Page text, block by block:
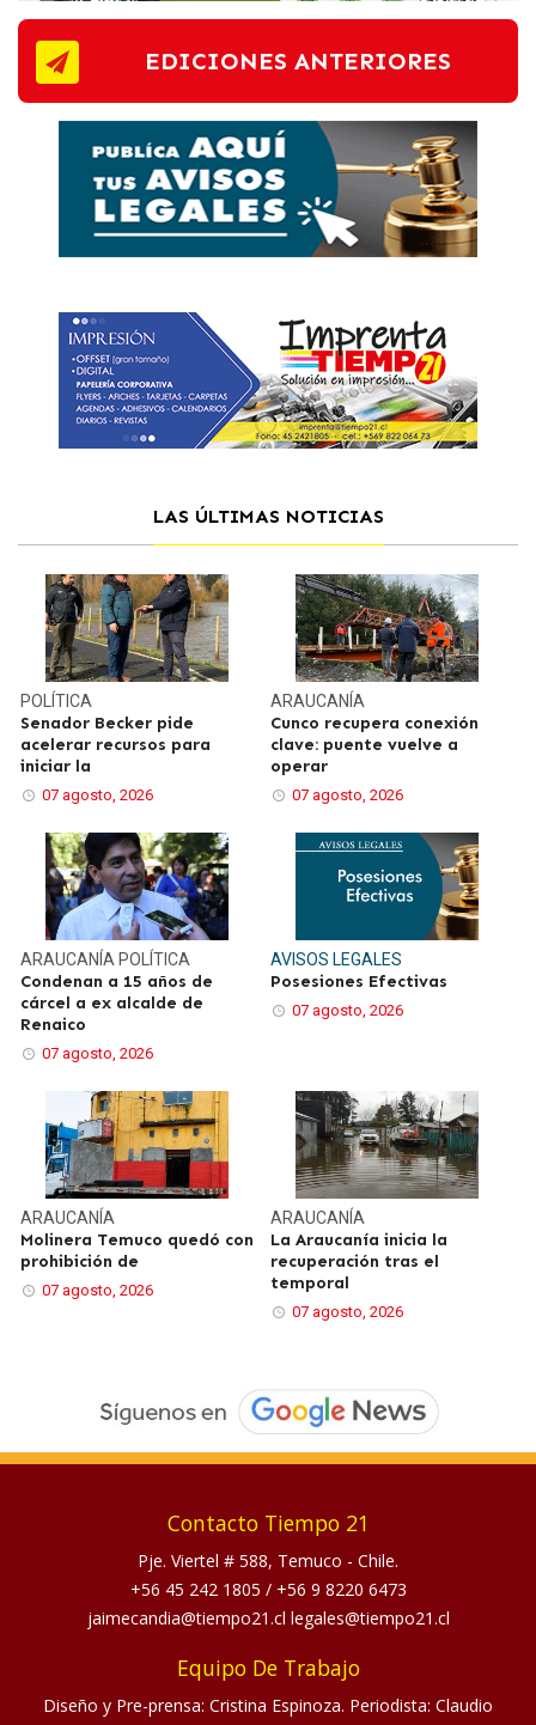
EDICIONES ANTERIORES
LAS ÚLTIMAS NOTICIAS
POLÍTICA
Senador Becker pide
acelerar recursos para
iniciar la
07 agosto, 2026
ARAUCANÍA
Cunco recupera conexión
clave: puente vuelve a
operar
07 agosto, 2026
ARAUCANÍA POLÍTICA
Condenan a 15 años de
cárcel a ex alcalde de
Renaico
07 agosto, 2026
AVISOS LEGALES
Posesiones Efectivas
07 agosto, 2026
ARAUCANÍA
Molinera Temuco quedó con
prohibición de
07 agosto, 2026
ARAUCANÍA
La Araucanía inicia la
recuperación tras el
temporal
07 agosto, 2026
Contacto Tiempo 21
Pje. Viertel # 588, Temuco - Chile.
+56 45 242 1805 / +56 9 8220 6473
jaimecandia@tiempo21.cl legales@tiempo21.cl
Equipo De Trabajo
Diseño y Pre-prensa: Cristina Espinoza. Periodista: Claudio